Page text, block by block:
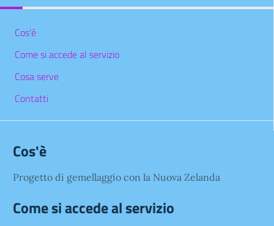
Cos'è
Come si accede al servizio
Cosa serve
Contatti
Cos'è
Progetto di gemellaggio con la Nuova Zelanda
Come si accede al servizio